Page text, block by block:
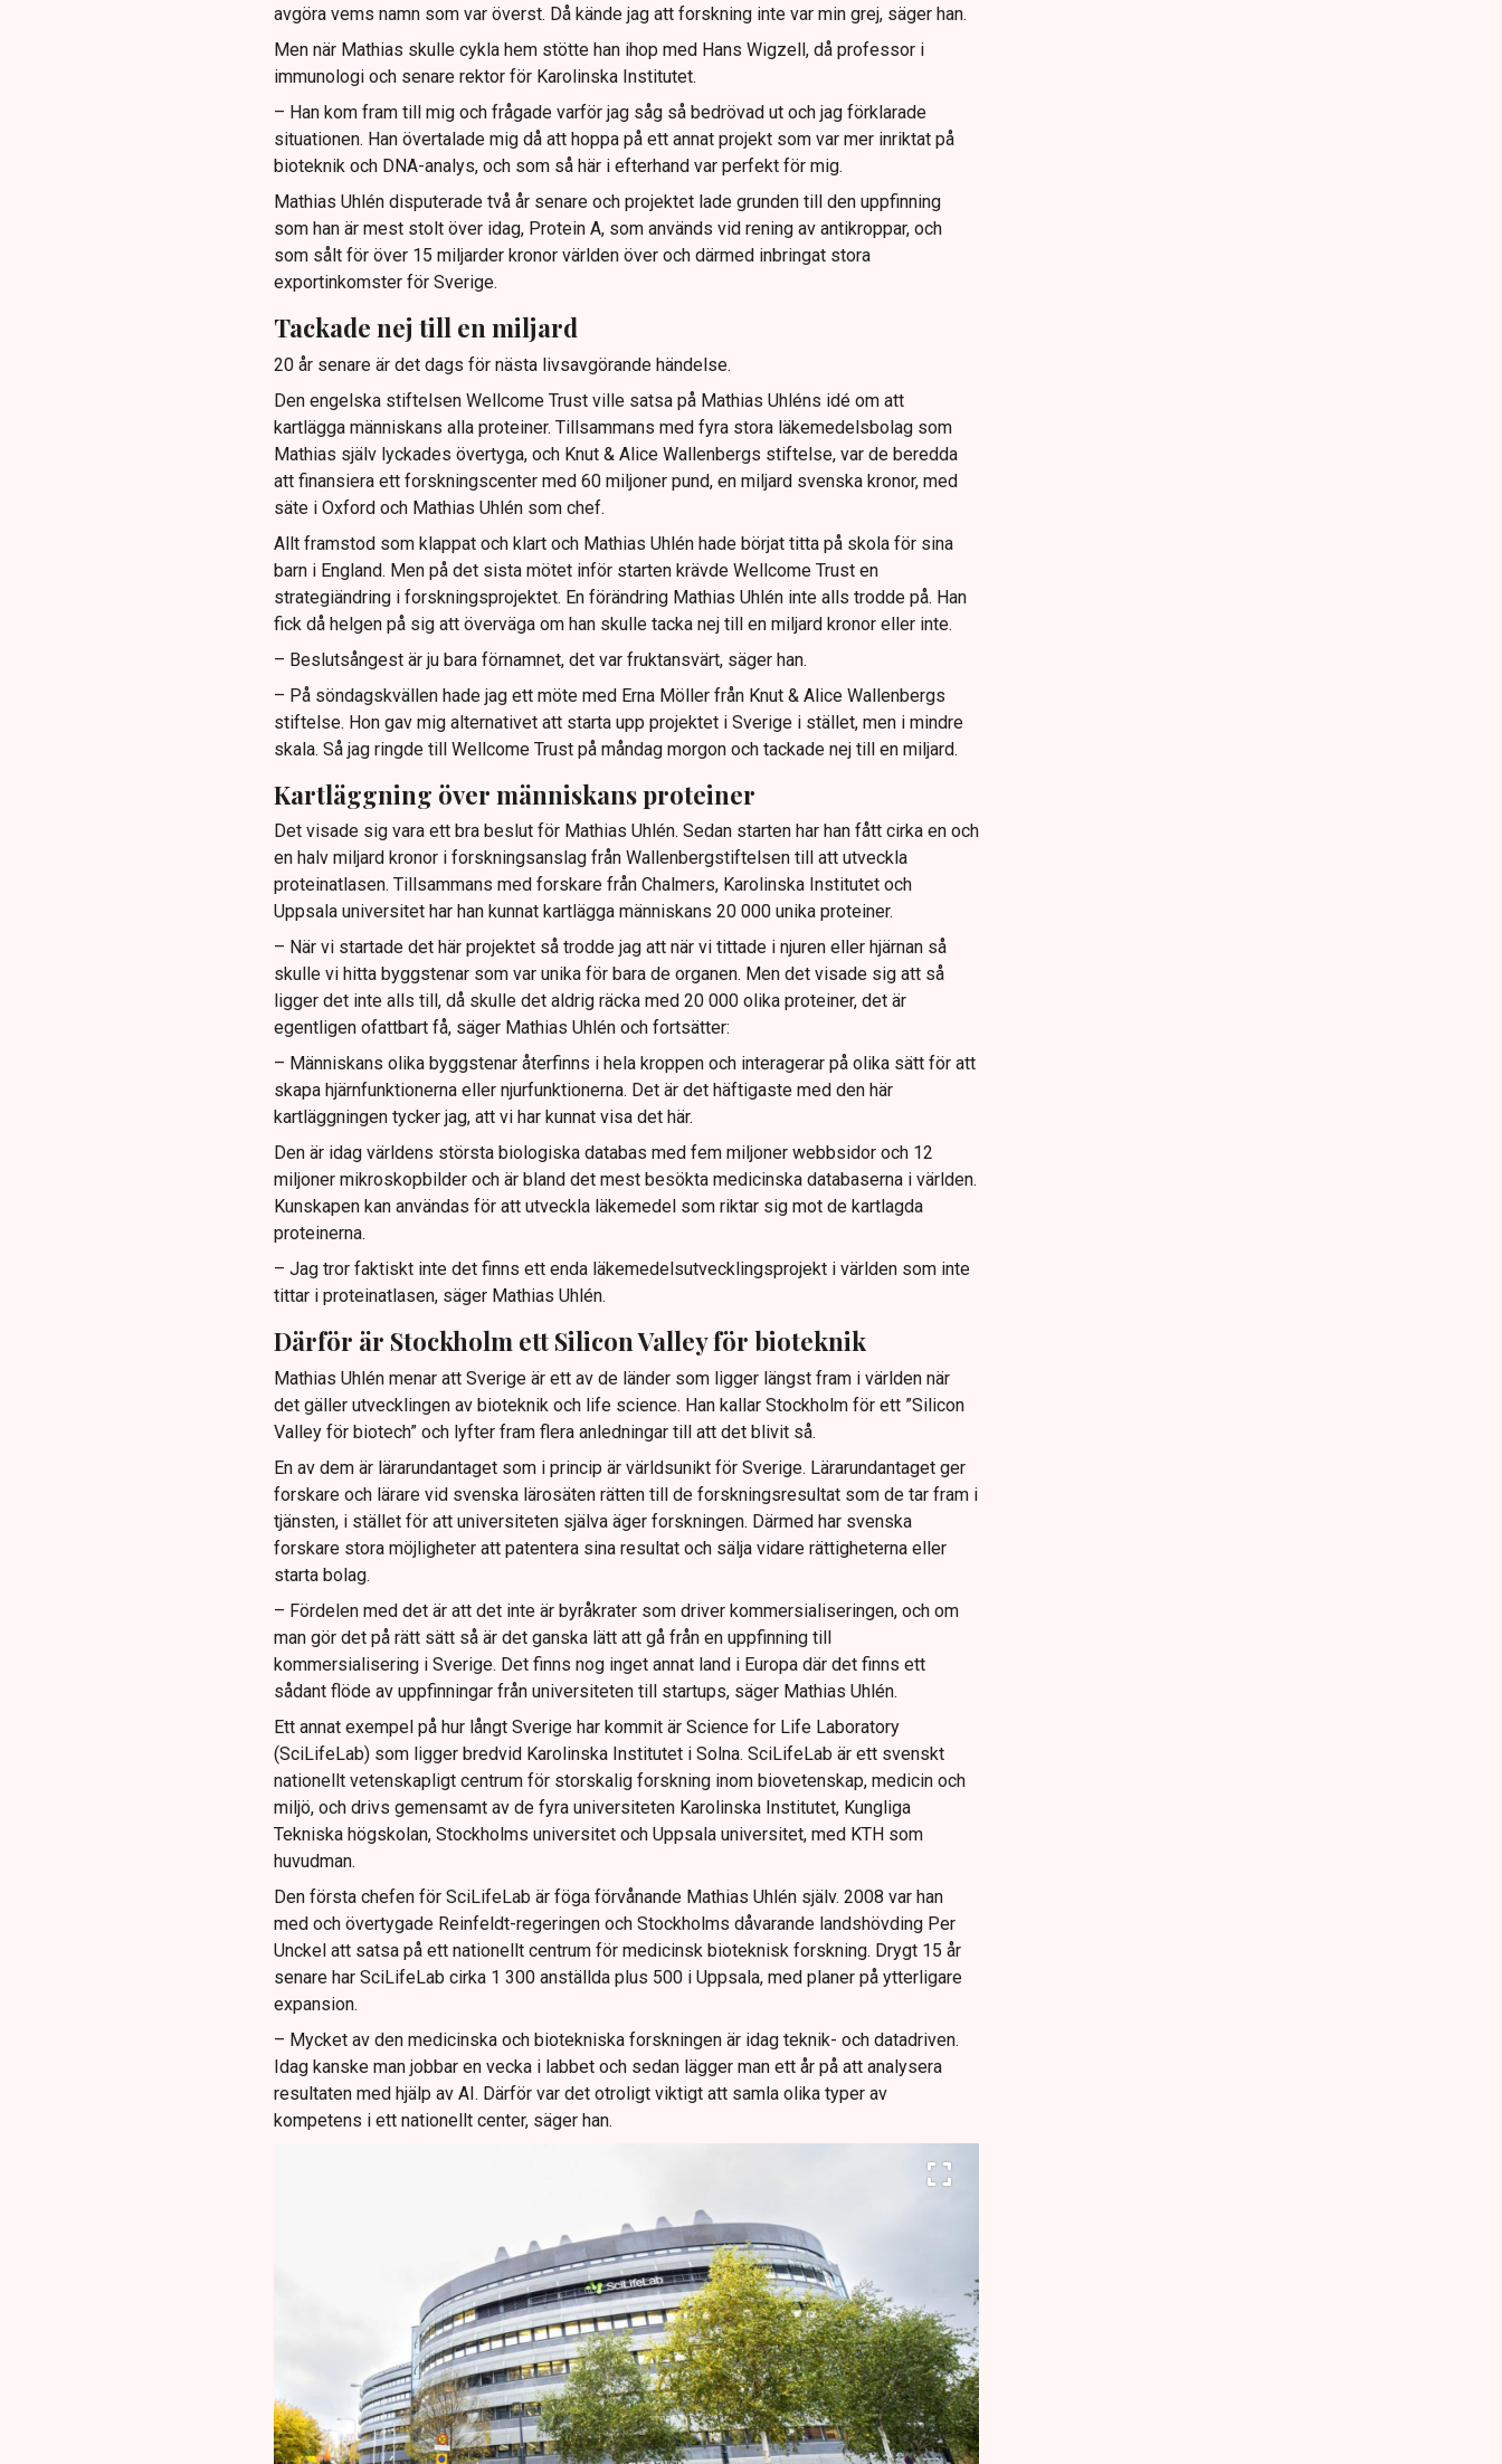
avgöra vems namn som var överst. Då kände jag att forskning inte var min grej, säger han.
Men när Mathias skulle cykla hem stötte han ihop med Hans Wigzell, då professor i
immunologi och senare rektor för Karolinska Institutet.
– Han kom fram till mig och frågade varför jag såg så bedrövad ut och jag förklarade
situationen. Han övertalade mig då att hoppa på ett annat projekt som var mer inriktat på
bioteknik och DNA-analys, och som så här i efterhand var perfekt för mig.
Mathias Uhlén disputerade två år senare och projektet lade grunden till den uppfinning
som han är mest stolt över idag, Protein A, som används vid rening av antikroppar, och
som sålt för över 15 miljarder kronor världen över och därmed inbringat stora
exportinkomster för Sverige.
Tackade nej till en miljard
20 år senare är det dags för nästa livsavgörande händelse.
Den engelska stiftelsen Wellcome Trust ville satsa på Mathias Uhléns idé om att
kartlägga människans alla proteiner. Tillsammans med fyra stora läkemedelsbolag som
Mathias själv lyckades övertyga, och Knut & Alice Wallenbergs stiftelse, var de beredda
att finansiera ett forskningscenter med 60 miljoner pund, en miljard svenska kronor, med
säte i Oxford och Mathias Uhlén som chef.
Allt framstod som klappat och klart och Mathias Uhlén hade börjat titta på skola för sina
barn i England. Men på det sista mötet inför starten krävde Wellcome Trust en
strategiändring i forskningsprojektet. En förändring Mathias Uhlén inte alls trodde på. Han
fick då helgen på sig att överväga om han skulle tacka nej till en miljard kronor eller inte.
– Beslutsångest är ju bara förnamnet, det var fruktansvärt, säger han.
– På söndagskvällen hade jag ett möte med Erna Möller från Knut & Alice Wallenbergs
stiftelse. Hon gav mig alternativet att starta upp projektet i Sverige i stället, men i mindre
skala. Så jag ringde till Wellcome Trust på måndag morgon och tackade nej till en miljard.
Kartläggning över människans proteiner
Det visade sig vara ett bra beslut för Mathias Uhlén. Sedan starten har han fått cirka en och
en halv miljard kronor i forskningsanslag från Wallenbergstiftelsen till att utveckla
proteinatlasen. Tillsammans med forskare från Chalmers, Karolinska Institutet och
Uppsala universitet har han kunnat kartlägga människans 20 000 unika proteiner.
– När vi startade det här projektet så trodde jag att när vi tittade i njuren eller hjärnan så
skulle vi hitta byggstenar som var unika för bara de organen. Men det visade sig att så
ligger det inte alls till, då skulle det aldrig räcka med 20 000 olika proteiner, det är
egentligen ofattbart få, säger Mathias Uhlén och fortsätter:
– Människans olika byggstenar återfinns i hela kroppen och interagerar på olika sätt för att
skapa hjärnfunktionerna eller njurfunktionerna. Det är det häftigaste med den här
kartläggningen tycker jag, att vi har kunnat visa det här.
Den är idag världens största biologiska databas med fem miljoner webbsidor och 12
miljoner mikroskopbilder och är bland det mest besökta medicinska databaserna i världen.
Kunskapen kan användas för att utveckla läkemedel som riktar sig mot de kartlagda
proteinerna.
– Jag tror faktiskt inte det finns ett enda läkemedelsutvecklingsprojekt i världen som inte
tittar i proteinatlasen, säger Mathias Uhlén.
Därför är Stockholm ett Silicon Valley för bioteknik
Mathias Uhlén menar att Sverige är ett av de länder som ligger längst fram i världen när
det gäller utvecklingen av bioteknik och life science. Han kallar Stockholm för ett ”Silicon
Valley för biotech” och lyfter fram flera anledningar till att det blivit så.
En av dem är lärarundantaget som i princip är världsunikt för Sverige. Lärarundantaget ger
forskare och lärare vid svenska lärosäten rätten till de forskningsresultat som de tar fram i
tjänsten, i stället för att universiteten själva äger forskningen. Därmed har svenska
forskare stora möjligheter att patentera sina resultat och sälja vidare rättigheterna eller
starta bolag.
– Fördelen med det är att det inte är byråkrater som driver kommersialiseringen, och om
man gör det på rätt sätt så är det ganska lätt att gå från en uppfinning till
kommersialisering i Sverige. Det finns nog inget annat land i Europa där det finns ett
sådant flöde av uppfinningar från universiteten till startups, säger Mathias Uhlén.
Ett annat exempel på hur långt Sverige har kommit är Science for Life Laboratory
(SciLifeLab) som ligger bredvid Karolinska Institutet i Solna. SciLifeLab är ett svenskt
nationellt vetenskapligt centrum för storskalig forskning inom biovetenskap, medicin och
miljö, och drivs gemensamt av de fyra universiteten Karolinska Institutet, Kungliga
Tekniska högskolan, Stockholms universitet och Uppsala universitet, med KTH som
huvudman.
Den första chefen för SciLifeLab är föga förvånande Mathias Uhlén själv. 2008 var han
med och övertygade Reinfeldt-regeringen och Stockholms dåvarande landshövding Per
Unckel att satsa på ett nationellt centrum för medicinsk bioteknisk forskning. Drygt 15 år
senare har SciLifeLab cirka 1 300 anställda plus 500 i Uppsala, med planer på ytterligare
expansion.
– Mycket av den medicinska och biotekniska forskningen är idag teknik- och datadriven.
Idag kanske man jobbar en vecka i labbet och sedan lägger man ett år på att analysera
resultaten med hjälp av AI. Därför var det otroligt viktigt att samla olika typer av
kompetens i ett nationellt center, säger han.